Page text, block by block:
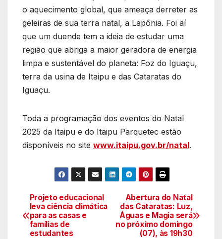
o aquecimento global, que ameaça derreter as
geleiras de sua terra natal, a Lapônia. Foi aí
que um duende tem a ideia de estudar uma
região que abriga a maior geradora de energia
limpa e sustentável do planeta: Foz do Iguaçu,
terra da usina de Itaipu e das Cataratas do
Iguaçu.
Toda a programação dos eventos do Natal
2025 da Itaipu e do Itaipu Parquetec estão
disponíveis no site www.itaipu.gov.br/natal.
Navegação
de
Abertura do Natal
das Cataratas: Luz,
Águas e Magia será
no próximo domingo
(07), às 19h30
Projeto educacional
leva ciência climática
para as casas e
famílias de
estudantes